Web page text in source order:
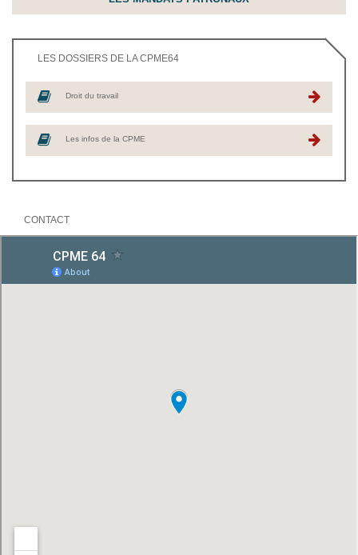
LES DOSSIERS DE LA CPME64
Droit du travail
Les infos de la CPME
CONTACT